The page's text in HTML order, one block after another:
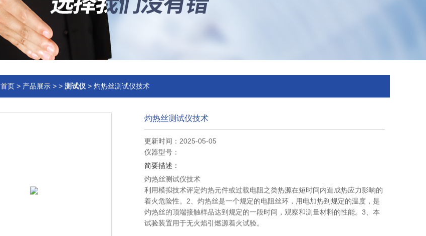
首页 > 产品展示 > > 测试仪 > 灼热丝测试仪技术
灼热丝测试仪技术
更新时间：2025-05-05
仪器型号：
简要描述：
灼热丝测试仪技术
利用模拟技术评定灼热元件或过载电阻之类热源在短时间内造成热应力影响的
着火危险性。2、灼热丝是一个规定的电阻丝环，用电加热到规定的温度，是
灼热丝的顶端接触样品达到规定的一段时间，观察和测量材料的性能。3、本
试验装置用于无火焰引燃源着火试验。